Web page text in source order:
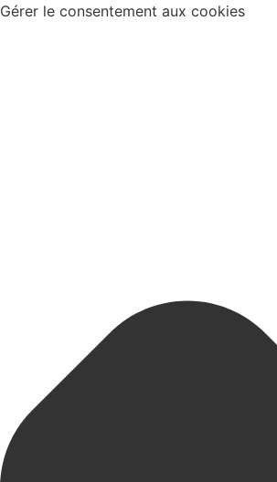
Gérer le consentement aux cookies